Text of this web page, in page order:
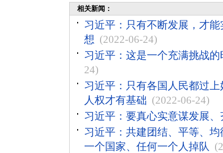
相关新闻：
习近平：只有不断发展，才
想 (2022-06-24)
习近平：这是一个充满挑战
24)
习近平：只有各国人民都过
人权才有基础 (2022-06-24)
习近平：要真心实意谋发展
习近平：共建团结、平等、
一个国家、任何一个人掉队